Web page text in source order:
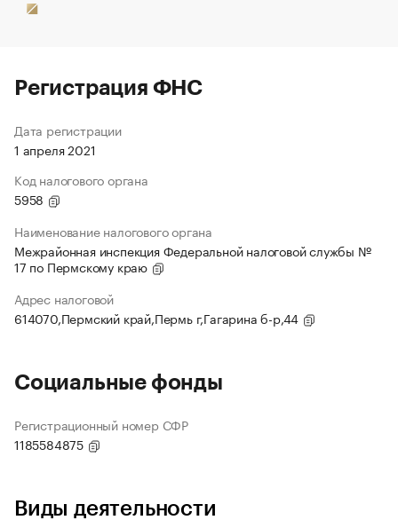
Регистрация ФНС
Дата регистрации
1 апреля 2021
Код налогового органа
5958
Наименование налогового органа
Межрайонная инспекция Федеральной налоговой службы №
17 по Пермскому краю
Адрес налоговой
614070,Пермский край,Пермь г,Гагарина б-р,44
Социальные фонды
Регистрационный номер СФР
1185584875
Виды деятельности